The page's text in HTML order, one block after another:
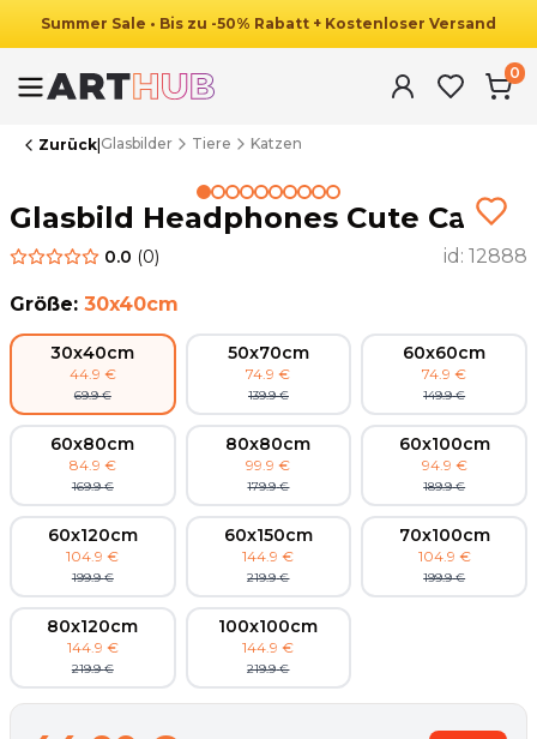
Summer Sale • Bis zu -50% Rabatt + Kostenloser Versand
0
Zurück Glasbilder Tiere Katzen
Glasbild Headphones Cute Cat
0.0 (0) id: 12888
Größe: 30x40cm
30x40cm
44.9 €
69.9 €
50x70cm
74.9 €
139.9 €
60x60cm
74.9 €
149.9 €
60x80cm
84.9 €
169.9 €
80x80cm
99.9 €
179.9 €
60x100cm
94.9 €
189.9 €
60x120cm
104.9 €
199.9 €
60x150cm
144.9 €
219.9 €
70x100cm
104.9 €
199.9 €
80x120cm
144.9 €
219.9 €
100x100cm
144.9 €
219.9 €